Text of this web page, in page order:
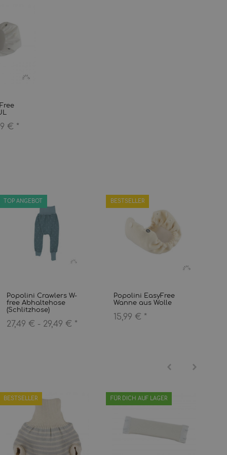
€ *
TOP ANGEBOT
Popolini Crawlers W-
free Abhaltehose
(Schlitzhose)
27,49 € - 29,49 € *
BESTSELLER
Popolini EasyFree
Wanne aus Wolle
15,99 € *
BESTSELLER FÜR DICH AUF LAGER